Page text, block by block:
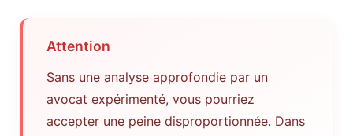
Attention
Sans une analyse approfondie par un
avocat expérimenté, vous pourriez
accepter une peine disproportionnée. Dans